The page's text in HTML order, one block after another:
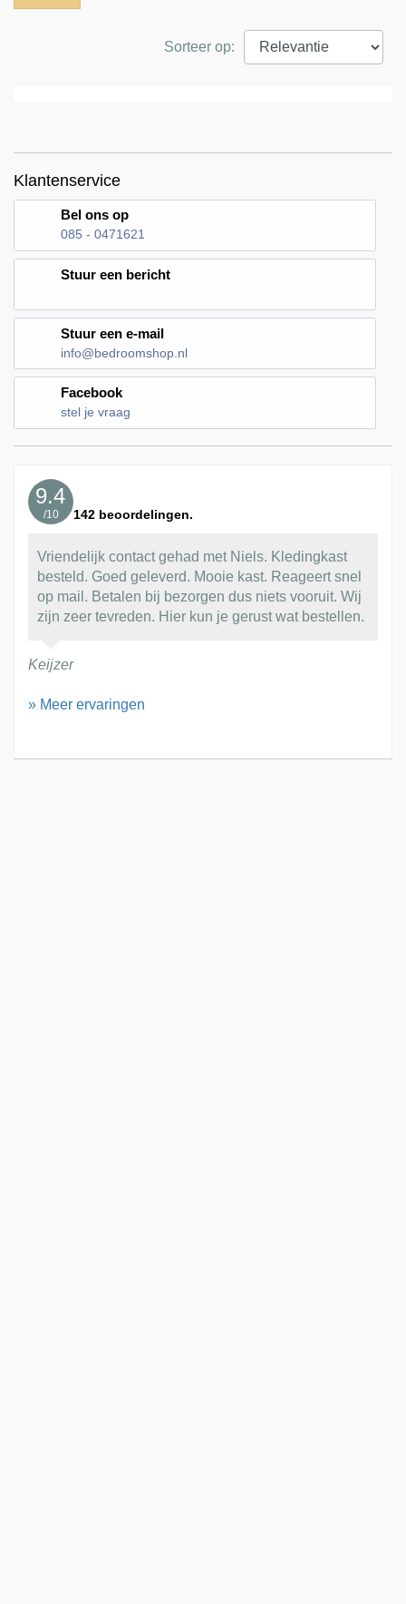
Klantenservice
Bel ons op
085 - 0471621
Stuur een bericht
Stuur een e-mail
info@bedroomshop.nl
Facebook
stel je vraag
9.4
Vriendelijk contact gehad met Niels. Kledingkast
besteld. Goed geleverd. Mooie kast. Reageert snel
op mail. Betalen bij bezorgen dus niets vooruit. Wij
Sorteer op: